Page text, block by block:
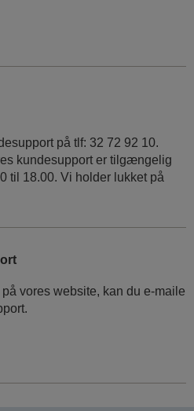
på tlf: 32 72 92 10.
kundesupport er tilgængelig
til 18.00. Vi holder lukket på
vores website, kan du e-maile